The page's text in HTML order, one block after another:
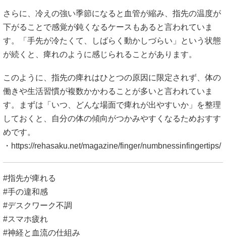
さらに、冷えの強い季節になると血管が縮み、指先の温度が
下がることで感覚が鈍くなるケースもあると言われていま
す。「手先が冷たくて、しばらく動かしづらい」という状態
が続くと、痺れのように感じられることがあります。
このように、指先の痺れはひとつの原因に限定されず、体の
働きや生活習慣が複数かかわることが多いと言われていま
す。まずは「いつ、どんな場面で痺れが出やすいか」を整理
しておくと、自分の体の傾向がつかみやすくなるためおすす
めです。
・ https://rehasaku.net/magazine/finger/numbnessinfingertips/
#指先が痺れる
#手の違和感
#デスクワーク不調
#スマホ疲れ
#神経と血流の仕組み